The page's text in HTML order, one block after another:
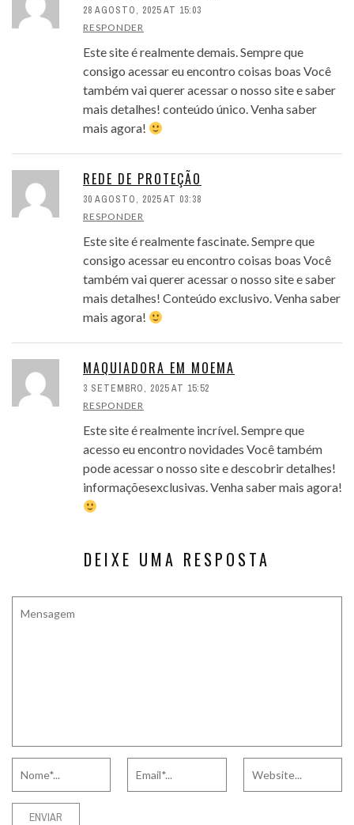
28 AGOSTO, 2025 AT 15:03
RESPONDER
Este site é realmente demais. Sempre que
consigo acessar eu encontro coisas boas Você
também vai querer acessar o nosso site e saber
mais detalhes! conteúdo único. Venha saber
mais agora!
REDE DE PROTEÇÃO
30 AGOSTO, 2025 AT 03:38
RESPONDER
Este site é realmente fascinate. Sempre que
consigo acessar eu encontro coisas boas Você
também vai querer acessar o nosso site e saber
mais detalhes! Conteúdo exclusivo. Venha saber
mais agora!
MAQUIADORA EM MOEMA
3 SETEMBRO, 2025 AT 15:52
RESPONDER
Este site é realmente incrível. Sempre que
acesso eu encontro novidades Você também
pode acessar o nosso site e descobrir detalhes!
informaçõesexclusivas. Venha saber mais agora!
DEIXE UMA RESPOSTA